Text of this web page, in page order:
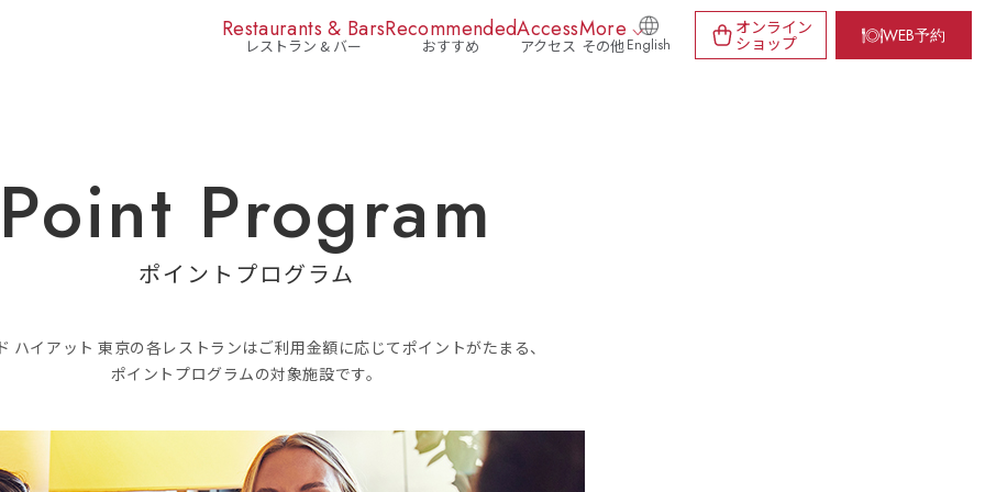
Restaurants & Bars
レストラン & バー
Recommended
おすすめ
Access
アクセス
More
その他English
オンライン
ショップ WEB予約
Point Program
ポイントプログラム
ハイアット 東京の各レストランはご利用金額に応じてポイントがたまる、
ポイントプログラムの対象施設です。